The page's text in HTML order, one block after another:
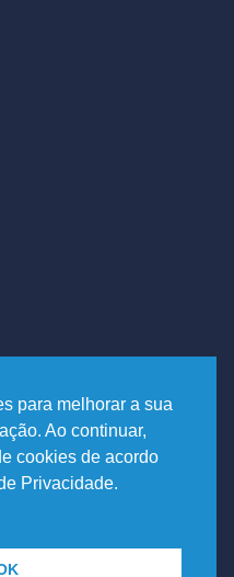
para melhorar a sua
Ao continuar,
cookies de acordo
Privacidade.